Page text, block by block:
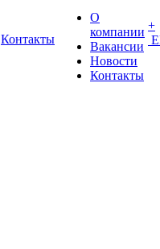
Контакты
О
компании
Вакансии
Новости
Контакты
+